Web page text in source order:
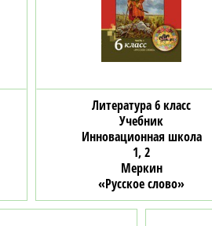
Литература 6 класс
Учебник
Инновационная школа
1, 2
Меркин
«Русское слово»